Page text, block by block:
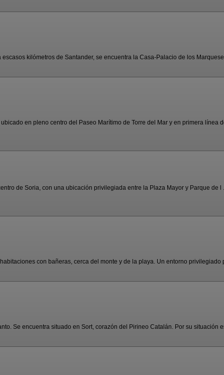
kilómetros de Santander, se encuentra la Casa-Palacio de los
en pleno centro del Paseo Marítimo de Torre del Mar y en primera línea de
de Soria, con una ubicación privilegiada entre la Plaza Mayor y Parque de l
con bañeras, cerca del monte y de la playa. Un entorno privilegiado
Se encuentra situado en Sort, corazón del Pirineo Catalán. Por su situación es